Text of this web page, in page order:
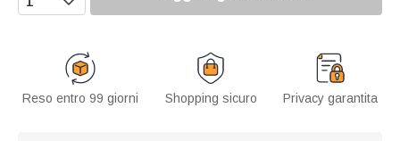
Reso entro 99 giorni Shopping sicuro Privacy garantita